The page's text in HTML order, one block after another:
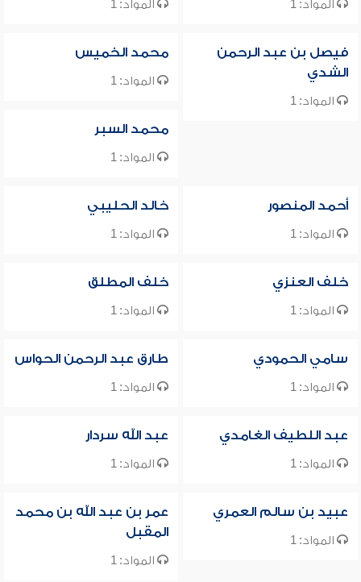
المواد: 1 المواد: 1
فيصل بن عبد الرحمن
الشدي
المواد: 1
محمد الخميس
المواد: 1
محمد السبر
المواد: 1
أحمد المنصور
المواد: 1
خالد الحليبي
المواد: 1
خلف العنزي
المواد: 1
خلف المطلق
المواد: 1
سامي الحمودي
المواد: 1
طارق عبد الرحمن الحواس
المواد: 1
عبد اللطيف الغامدي
المواد: 1
عبد الله سردار
المواد: 1
عبيد بن سالم العمري
المواد: 1
عمر بن عبد الله بن محمد
المقبل
المواد: 1